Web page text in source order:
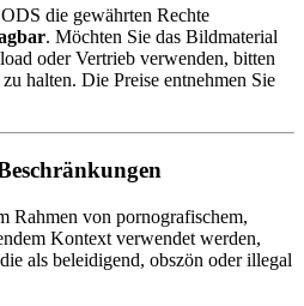
die gewährten Rechte
. Möchten Sie das Bildmaterial
oder Vertrieb verwenden, bitten
halten. Die Preise entnehmen Sie
Rahmen von pornografischem,
Kontext verwendet werden,
als beleidigend, obszön oder illegal